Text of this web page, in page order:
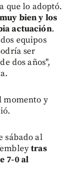
que lo adoptó.
bien y los
actuación.
equipos
ser
dos años",
momento y
sábado al
tras
7-0 al